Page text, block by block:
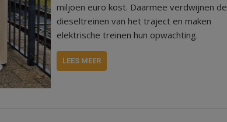
miljoen euro kost. Daarmee verdwijnen de
dieseltreinen van het traject en maken
elektrische treinen hun opwachting.
LEES MEER